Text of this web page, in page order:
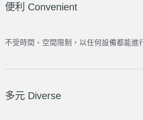
便利 Convenient
不受時間、空間限制，以任何設備都能進
多元 Diverse